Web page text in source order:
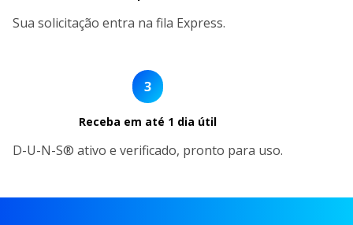
Sua solicitação entra na fila Express.
3
Receba em até 1 dia útil
D-U-N-S® ativo e verificado, pronto para uso.